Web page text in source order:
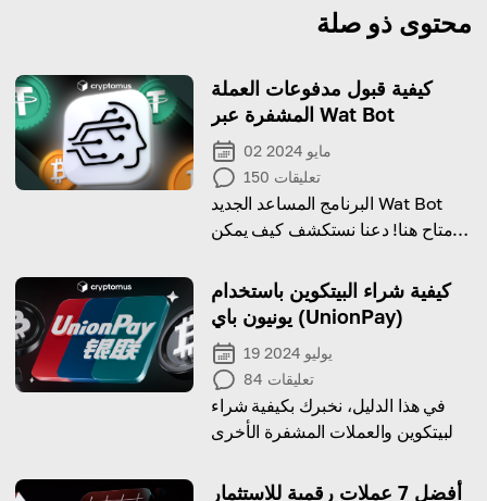
محتوى ذو صلة
كيفية قبول مدفوعات العملة
المشفرة عبر Wat Bot
02 مايو 2024
150 تعليقات
البرنامج المساعد الجديد Wat Bot
متاح هنا! دعنا نستكشف كيف يمكن
كيفية شراء البيتكوين باستخدام
يونيون باي (UnionPay)
19 يوليو 2024
84 تعليقات
في هذا الدليل، نخبرك بكيفية شراء
البيتكوين والعملات المشفرة الأخرى
تعلم ميزات العملية لتتمكن من القيام
أفضل 7 عملات رقمية للاستثمار